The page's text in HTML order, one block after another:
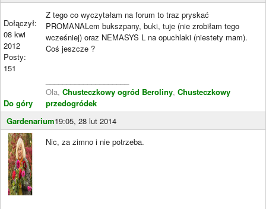
Dołączył:
08 kwi
2012
Posty:
151
Do góry
Z tego co wyczytałam na forum to traz pryskać
PROMANALem bukszpany, buki, tuje (nie zrobiłam tego
wcześniej) oraz NEMASYS L na opuchlaki (niestety mam).
Coś jeszcze ?
Ola, Chusteczkowy ogród Beroliny, Chusteczkowy
przedogródek
Gardenarium19:05, 28 lut 2014
Nic, za zimno i nie potrzeba.